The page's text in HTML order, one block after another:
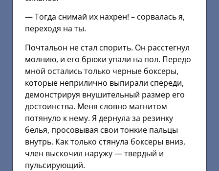
— Тогда снимай их нахрен! – сорвалась я,
переходя на ты.
Почтальон не стал спорить. Он расстегнул
молнию, и его брюки упали на пол. Передо
мной остались только черные боксеры,
которые неприлично выпирали спереди,
демонстрируя внушительный размер его
достоинства. Меня словно магнитом
потянуло к нему. Я дернула за резинку
белья, просовывая свои тонкие пальцы
внутрь. Как только стянула боксеры вниз,
член выскочил наружу — твердый и
пульсирующий.